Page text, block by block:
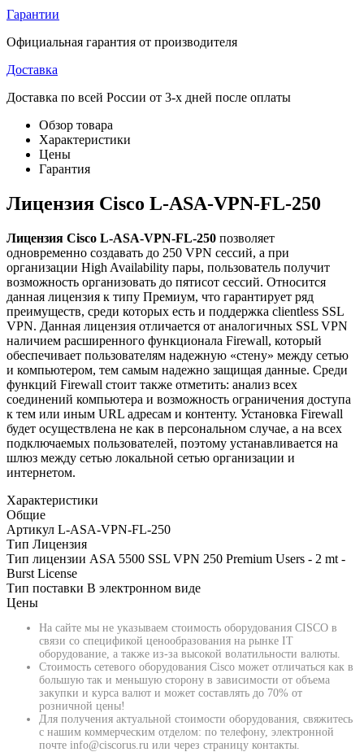
Гарантии
Официальная гарантия от производителя
Доставка
Доставка по всей России от 3-х дней после оплаты
Обзор товара
Характеристики
Цены
Гарантия
Лицензия Cisco L-ASA-VPN-FL-250
Лицензия Cisco L-ASA-VPN-FL-250 позволяет
одновременно создавать до 250 VPN сессий, а при
организации High Availability пары, пользователь получит
возможность организовать до пятисот сессий. Относится
данная лицензия к типу Премиум, что гарантирует ряд
преимуществ, среди которых есть и поддержка clientless SSL
VPN. Данная лицензия отличается от аналогичных SSL VPN
наличием расширенного функционала Firewall, который
обеспечивает пользователям надежную «стену» между сетью
и компьютером, тем самым надежно защищая данные. Среди
функций Firewall стоит также отметить: анализ всех
соединений компьютера и возможность ограничения доступа
к тем или иным URL адресам и контенту. Установка Firewall
будет осуществлена не как в персональном случае, а на всех
подключаемых пользователей, поэтому устанавливается на
шлюз между сетью локальной сетью организации и
интернетом.
Характеристики
Общие
Артикул L-ASA-VPN-FL-250
Тип Лицензия
Тип лицензии ASA 5500 SSL VPN 250 Premium Users - 2 mt -
Burst License
Тип поставки В электронном виде
Цены
На сайте мы не указываем стоимость оборудования CISCO в
связи со спецификой ценообразования на рынке IT
оборудование, а также из-за высокой волатильности валюты.
Стоимость сетевого оборудования Cisco может отличаться как в
большую так и меньшую сторону в зависимости от объема
закупки и курса валют и может составлять до 70% от
розничной цены!
Для получения актуальной стоимости оборудования, свяжитесь
с нашим коммерческим отделом: по телефону, электронной
почте info@ciscorus.ru или через страницу контакты.